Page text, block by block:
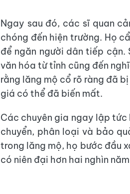
Ngay sau đó, các sĩ quan
chóng đến hiện trường. Họ
để ngăn người dân tiếp cận.
văn hóa từ tỉnh cũng đến
rằng lăng mộ cổ rõ ràng đã
giá có thể đã biến mất.
Các chuyên gia ngay lập
chuyển, phân loại và bảo
trong lăng mộ, họ bước đầu
có niên đại hơn hai nghìn